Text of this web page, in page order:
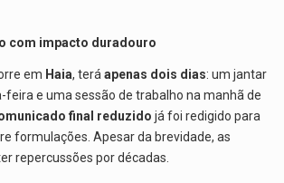
com impacto duradouro
em Haia, teráapenas dois dias: um jantar
e uma sessão de trabalho na manhã de
final reduzido já foi redigido para
formulações. Apesar da brevidade, as
repercussões por décadas.